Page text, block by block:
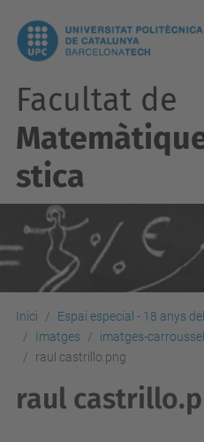
Facultat de
stica
Inici
Espai especial - 18 anys
Imatges
imatges-carroussel
raul castrillo.png
raul